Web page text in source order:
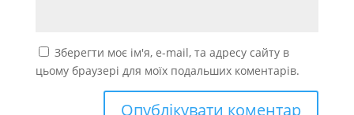
Зберегти моє ім'я, e-mail, та адресу сайту в
цьому браузері для моїх подальших коментарів.